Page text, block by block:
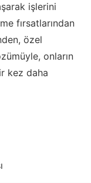
işlerini
fırsatlarından
özel
onların
kez daha